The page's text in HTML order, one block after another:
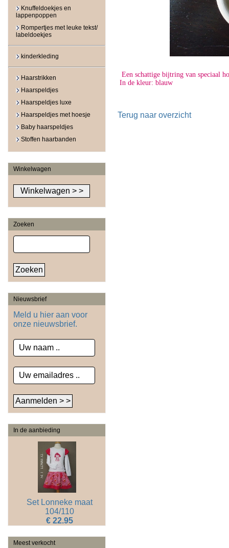
Knuffeldoekjes en
lappenpoppen
Rompertjes met leuke tekst/
labeldoekjes
kinderkleding
Haarstrikken
Haarspeldjes
Haarspeldjes luxe
Haarspeldjes met hoesje
Baby haarspeldjes
Stoffen haarbanden
Winkelwagen
Zoeken
Nieuwsbrief
Meld u hier aan voor
onze nieuwsbrief.
In de aanbieding
Set Lonneke maat
104/110
€ 22.95
Meest verkocht
Een schattige bijtring van speciaal
In de kleur: blauw
Terug naar overzicht